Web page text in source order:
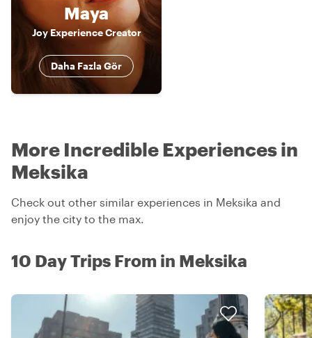
Maya
Joy Experience Creator
Daha Fazla Gör
More Incredible Experiences in
Meksika
Check out other similar experiences in Meksika and
enjoy the city to the max.
10 Day Trips From in Meksika